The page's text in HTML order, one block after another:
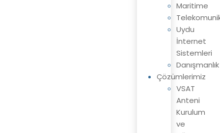
Maritime
Uydu
İnternet
Sistemleri
Danışmanlık
Çözümlerimiz
VSAT
Anteni
Kurulum
ve